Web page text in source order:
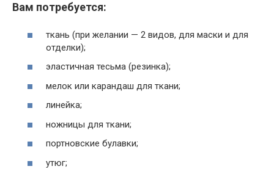
Вам потребуется:
ткань (при желании — 2 видов, для маски и для
отделки);
эластичная тесьма (резинка);
мелок или карандаш для ткани;
линейка;
ножницы для ткани;
портновские булавки;
утюг;